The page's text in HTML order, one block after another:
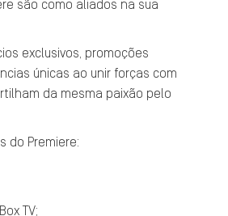
são como aliados na sua
exclusivos, promoções
únicas ao unir forças com
da mesma paixão pelo
do Premiere:
TV;